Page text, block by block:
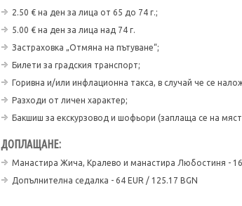
2.50 € на ден за лица от 65 до 74 г.;
5.00 € на ден за лица над 74 г.
Застраховка „Отмяна на пътуване“;
Билети за градския транспорт;
Горивна и/или инфлационна такса, в случай че се
Разходи от личен характер;
Бакшиш за екскурзовод и шофьори (заплаща се на
ДОПЛАЩАНЕ:
Манастира Жича, Кралево и манастира Любостиня - 16
Допълнителна седалка - 64 EUR / 125.17 BGN